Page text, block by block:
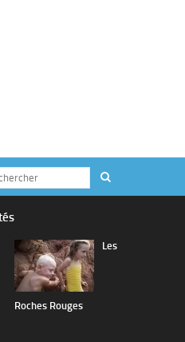
Les
Roches Rouges